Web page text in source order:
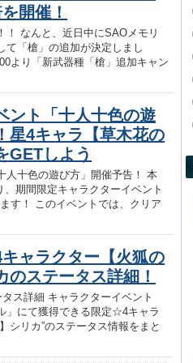
開催！
！ なんと、近日中にSAOメモリ
て「槍」の追加が決定しまし
より「新武器種「槍」追加キャン
ント「十人十色の遊
星4キャラ【草木花の
GETしよう
人十色の遊び方」開催予告！ 本
、期間限定キャラクターイベント
す！ このイベントでは、クリア
ャラクター【火狐の
のステータス詳細！
タス詳細 キャラクターイベント
」にて獲得できる限定☆4キャラ
シリカ”のステータス情報をまと